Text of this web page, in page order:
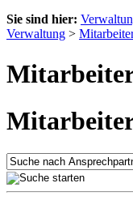
Sie sind hier:
Verwaltung >